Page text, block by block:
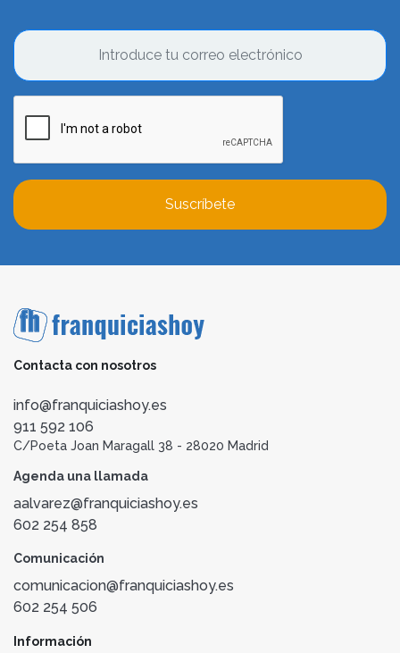
Suscríbete
Contacta con nosotros
info@franquiciashoy.es
911 592 106
C/Poeta Joan Maragall 38 - 28020 Madrid
Agenda una llamada
aalvarez@franquiciashoy.es
602 254 858
Comunicación
comunicacion@franquiciashoy.es
602 254 506
Información